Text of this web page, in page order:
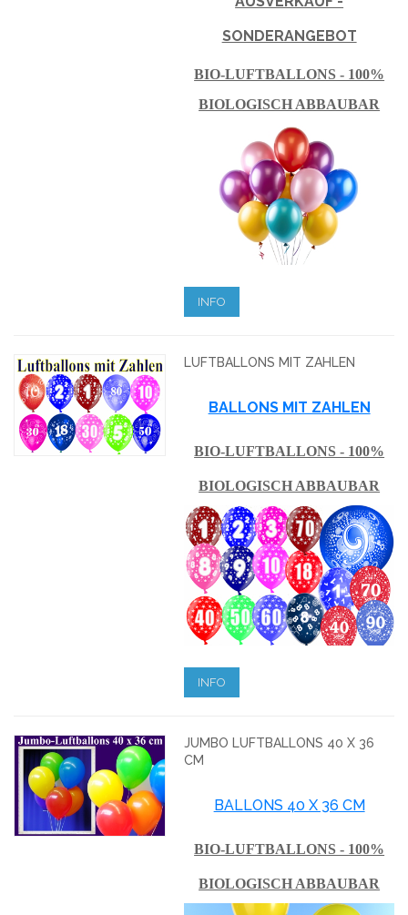
SONDERANGEBOT
BIO-LUFTBALLONS - 100%
BIOLOGISCH ABBAUBAR
INFO
LUFTBALLONS MIT ZAHLEN
BALLONS MIT ZAHLEN
BIO-LUFTBALLONS - 100%
BIOLOGISCH ABBAUBAR
INFO
JUMBO LUFTBALLONS 40 X 36
CM
BALLONS 40 X 36 CM
BIO-LUFTBALLONS - 100%
BIOLOGISCH ABBAUBAR